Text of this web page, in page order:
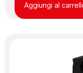
Aggiungi al